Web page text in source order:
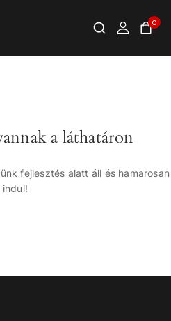
0
a láthatáron
fejlesztés alatt áll és hamarosan
indul!